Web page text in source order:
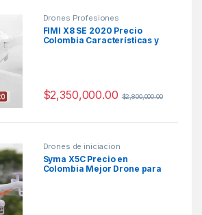
Drones Profesiones
FIMI X8 SE 2020 Precio
Colombia Características y
$2,350,000.00 $2,800,000.00
Drones de iniciacion
Syma X5C Precio en
Colombia Mejor Drone para